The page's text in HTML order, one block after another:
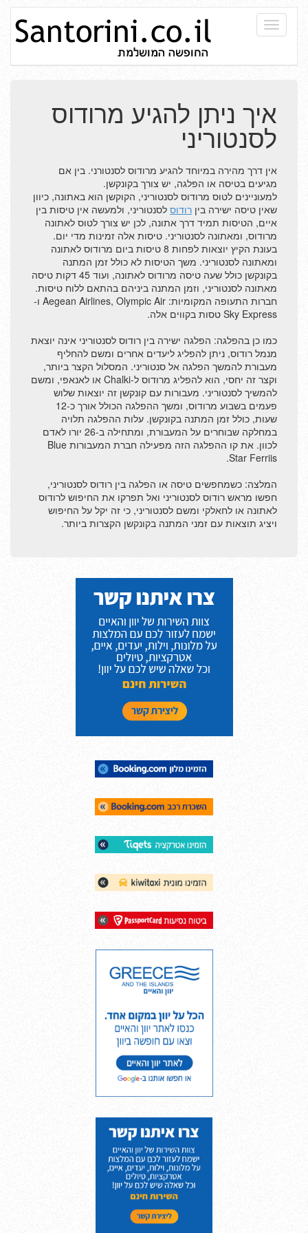
Toggle
אטרקציות בסנטוריני
הפלגה מכרתים לסנטוריני
מלונות יוקרה ווילות
חופים ועיירות בסנטוריני
ספטמבר בסנטוריני
נופש בסנטוריני המלצה
מידע למטיילים בסנטוריני
האיים שמסביב לסנטוריני
שאלות ותשובות
מלונות בכל יוון
חורף בסנטוריני
הגעה מסנטוריני לפארוס!
מרודוס לסנטוריני
אוקטובר בסנטוריני
וילה בסנטוריני
שרות והמלצות - חינם
איך ניתן להגיע מרודוס
לסנטוריני
אין דרך מהירה במיוחד להגיע מרודוס לסנטורני. בין אם
מגיעים בטיסה או הפלגה, יש צורך בקונקשן.
למעוניינים לטוס מרודוס לסנטוריני, הקוקשן הוא באתונה, כיוון
שאין טיסה ישירה בין רודוס לסנטוריני, ולמעשה אין טיסות בין
איים, הטיסות תמיד דרך אתונה, לכן יש צורך לטוס לאתונה
מרודוס, ומאתונה לסנטוריני. טיסות אלה זמינות מדי יום.
בעונת הקיץ יוצאות לפחות 8 טיסות ביום מרודוס לאתונה
ומאתונה לסנטוריני. משך הטיסות לא כולל זמן המתנה
בקונקשן כולל שעה טיסה מרודוס לאתונה, ועוד 45 דקות טיסה
מאתונה לסנטוריני, וזמן המתנה ביניהם בהתאם ללוח טיסות.
חברות התעופה המקומיות: Aegean Airlines, Olympic Air ו-
Sky Express טסות בקווים אלה.
כמו כן בהפלגה: הפלגה ישירה בין רודוס לסנטוריני אינה יוצאת
מנמל רודוס, ניתן להפליג ליעדים אחרים ומשם להחליף
מעבורת להמשך הפלגה אל סנטוריני. המסלול הקצר ביותר,
וקצר זה יחסי, הוא להפליג מרודוס ל-Chalki או לאנאפי, ומשם
להמשיך לסנטוריני. מעבורות עם קונקשן זה יוצאות שלוש
פעמים בשבוע מרודוס, ומשך ההפלגה הכולל אורך כ-12
שעות, כולל זמן המתנה בקונקשן. עלות ההפלגה תלויה
במחלקה שבוחרים על המעבורת, ומתחילה ב-26 יורו לאדם
לכוון. את קו ההפלגה הזה מפעילה חברת המעבורות Blue
Star Ferriis.
המלצה: כשמחפשים טיסה או הפלגה בין רודוס לסנטוריני,
חפשו מראש רודוס לסנטוריני ואל תפרקו את החיפוש לרודוס
לאתונה או לחאלקי ומשם לסנטוריני, כי זה יקל על החיפוש
ויציג תוצאות עם זמני המתנה בקונקשן הקצרות ביותר.